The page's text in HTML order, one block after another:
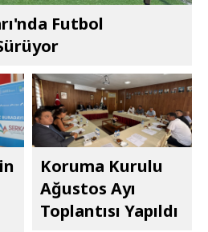
Futbol
Koruma Kurulu
Ağustos Ayı
Toplantısı Yapıldı